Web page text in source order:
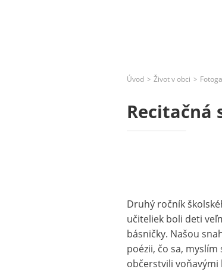
Úvod > Život v obci >
Recitačná
Druhý ročník
učiteliek boli deti
básničky. Našou
poézii, čo sa,
občerstvili voňavými